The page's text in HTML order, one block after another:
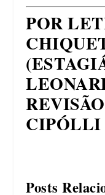
POR
CIPÓLLI
Posts